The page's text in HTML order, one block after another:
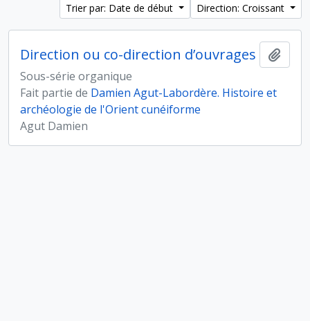
Trier par: Date de début
Direction: Croissant
Direction ou co-direction d’ouvrages
Sous-série organique
Fait partie de Damien Agut-Labordère. Histoire et
archéologie de l'Orient cunéiforme
Agut Damien